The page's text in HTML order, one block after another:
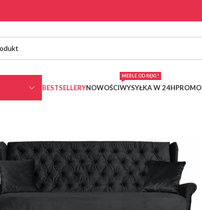
BESTSELLERYNOWOŚCIWYSYŁKA W 24H
MEBLE OD RĘKI !